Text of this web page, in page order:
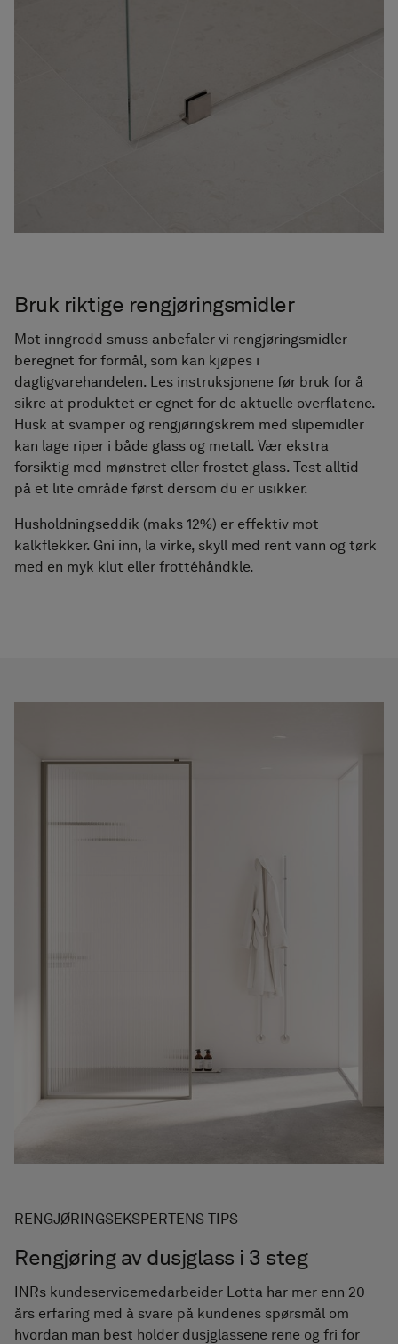
Bruk riktige rengjøringsmidler
Mot inngrodd smuss anbefaler vi rengjøringsmidler
beregnet for formål, som kan kjøpes i
dagligvarehandelen. Les instruksjonene før bruk for å
sikre at produktet er egnet for de aktuelle overflatene.
Husk at svamper og rengjøringskrem med slipemidler
kan lage riper i både glass og metall. Vær ekstra
forsiktig med mønstret eller frostet glass. Test alltid
på et lite område først dersom du er usikker.
Husholdningseddik (maks 12%) er effektiv mot
kalkflekker. Gni inn, la virke, skyll med rent vann og tørk
med en myk klut eller frottéhåndkle.
RENGJØRINGSEKSPERTENS TIPS
Rengjøring av dusjglass i 3 steg
INRs kundeservicemedarbeider Lotta har mer enn 20
års erfaring med å svare på kundenes spørsmål om
hvordan man best holder dusjglassene rene og fri for